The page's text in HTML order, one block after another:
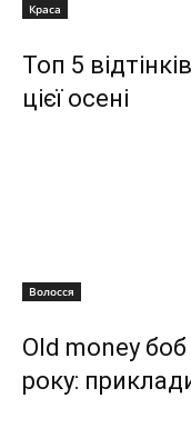
Краса
Топ 5
цієї осені
Волосся
Old money
року: